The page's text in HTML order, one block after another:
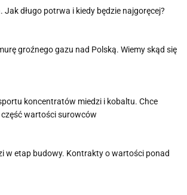
Jak długo potrwa i kiedy będzie najgoręcej?
groźnego gazu nad Polską. Wiemy skąd się
koncentratów miedzi i kobaltu. Chce
wartości surowców
w etap budowy. Kontrakty o wartości ponad